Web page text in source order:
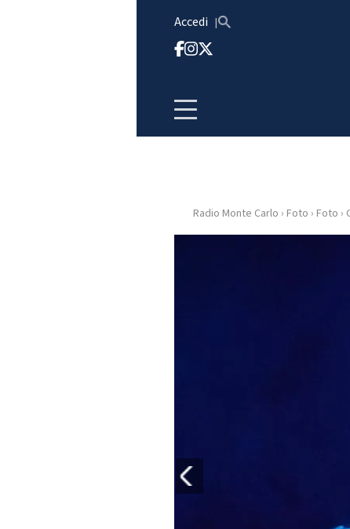
Accedi
HOME
FOTO
Radio Monte Carlo › Foto › Foto ›